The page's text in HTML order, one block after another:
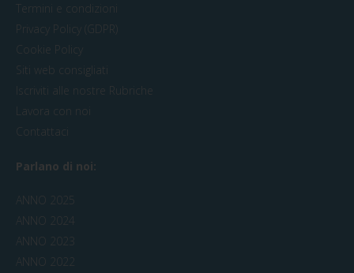
Termini e condizioni
Privacy Policy (GDPR)
Cookie Policy
Siti web consigliati
Iscriviti alle nostre Rubriche
Lavora con noi
Contattaci
Parlano di noi:
ANNO 2025
ANNO 2024
ANNO 2023
ANNO 2022